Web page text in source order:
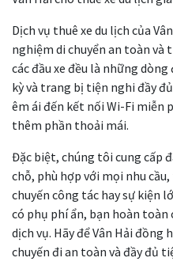
Dịch vụ thuê xe du lịch của
nghiệm di chuyển an toàn và
các đầu xe đều là những
kỳ và trang bị tiện nghi đầy
êm ái đến kết nối Wi-Fi miễn
thêm phần thoải mái.
Đặc biệt, chúng tôi cung cấp
chỗ, phù hợp với mọi nhu
chuyến công tác hay sự kiện
có phụ phí ẩn, bạn hoàn
dịch vụ. Hãy để Vân Hải
chuyến đi an toàn và đầy đủ